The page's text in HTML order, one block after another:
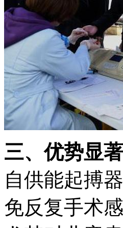
三、优势显
自供能起搏
免反复手术